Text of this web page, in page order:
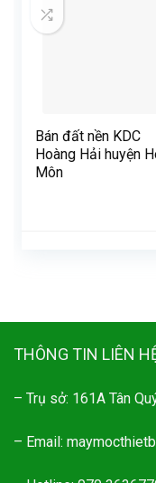
Bán đất nền KDC
Hoàng Hải huyện
Môn
THÔNG TIN LIÊN
– Trụ sở: 161A Tân
– Email: